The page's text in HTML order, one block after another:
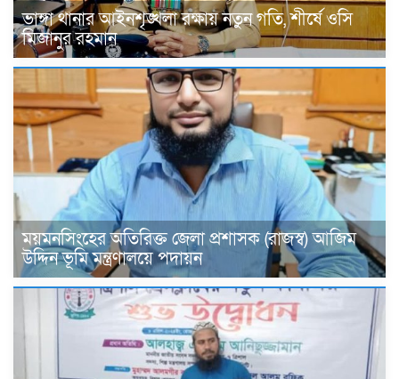
ভাঙ্গা থানার আইনশৃঙ্খলা রক্ষায় নতুন গতি, শীর্ষে ওসি
মিজানুর রহমান
ময়মনসিংহের অতিরিক্ত জেলা প্রশাসক (রাজস্ব) আজিম
উদ্দিন ভূমি মন্ত্রণালয়ে পদায়ন